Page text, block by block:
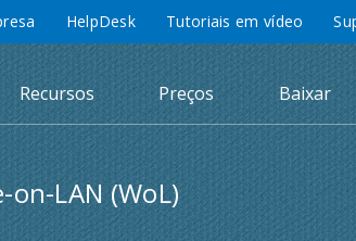
HelpDesk Tutoriais em vídeo
Recursos Preços Baixar
LAN (WoL)